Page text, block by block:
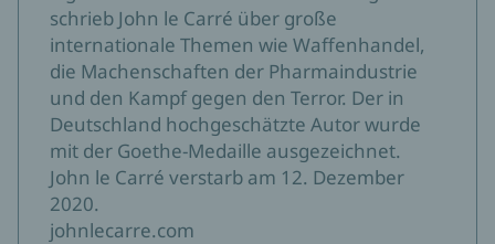
schrieb John le Carré über große
internationale Themen wie Waffenhandel,
die Machenschaften der Pharmaindustrie
und den Kampf gegen den Terror. Der in
Deutschland hochgeschätzte Autor wurde
mit der Goethe-Medaille ausgezeichnet.
John le Carré verstarb am 12. Dezember
2020.
johnlecarre.com